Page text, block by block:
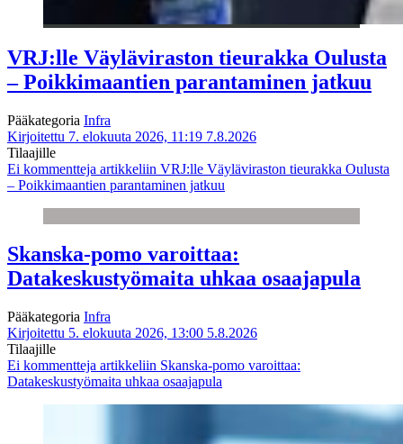
VRJ:lle Väyläviraston tieurakka Oulusta
– Poikkimaantien parantaminen jatkuu
Pääkategoria Infra
Kirjoitettu 7. elokuuta 2026, 11:19 7.8.2026
Tilaajille
Ei kommentteja artikkeliin VRJ:lle Väyläviraston tieurakka Oulusta
– Poikkimaantien parantaminen jatkuu
Skanska-pomo varoittaa:
Datakeskustyömaita uhkaa osaajapula
Pääkategoria Infra
Kirjoitettu 5. elokuuta 2026, 13:00 5.8.2026
Tilaajille
Ei kommentteja artikkeliin Skanska-pomo varoittaa:
Datakeskustyömaita uhkaa osaajapula